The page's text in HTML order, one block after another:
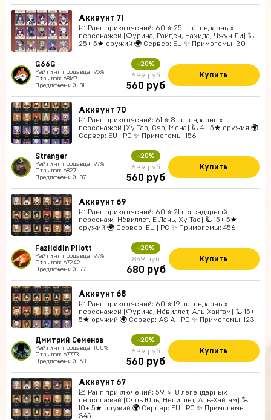
Аккаунт 71
📈 Ранг приключений: 60 ⭐ 25+ легендарных
персонажей (Фурина, Райден, Нахида, Чжун Ли) 🦾
25+ 5★ оружий 🌍 Сервер: EU ✨ Примогемы: 30
G66G
Рейтинг продавца: 96%
Отзывов: 68167
Предложений: 81
-20%
699 руб
560 руб
Купить
Аккаунт 70
📈 Ранг приключений: 61 ⭐ 8 легендарных
персонажей (Ху Тао, Сяо, Мона) 🦾 4+ 5★ оружия 🌍
Сервер: EU | PC ✨ Примогемы: 156
Stranger
Рейтинг продавца: 97%
Отзывов: 68271
Предложений: 87
-20%
699 руб
560 руб
Купить
Аккаунт 69
📈 Ранг приключений: 60 ⭐ 21 легендарный
персонаж (Нёвиллет, Е Лань, Ху Тао) 🦾 15+ 5★
оружий 🌍 Сервер: EU | PC ✨ Примогемы: 456
Fazliddin Pilott
Рейтинг продавца: 97%
Отзывов: 67242
Предложений: 77
-20%
849 руб
680 руб
Купить
Аккаунт 68
📈 Ранг приключений: 60 ⭐ 19 легендарных
персонажей (Фурина, Нёвиллет, Аль-Хайтам) 🦾 15+
5★ оружий 🌍 Сервер: ASIA | PC ✨ Примогемы: 123
Дмитрий Семенов
Рейтинг продавца: 100%
Отзывов: 67773
Предложений: 63
-20%
699 руб
560 руб
Купить
Аккаунт 67
📈 Ранг приключений: 59 ⭐ 18 легендарных
персонажей (Сянь Юнь, Нёвиллет, Аль-Хайтам) 🦾
10+ 5★ оружий 🌍 Сервер: EU | PC ✨ Примогемы:
345